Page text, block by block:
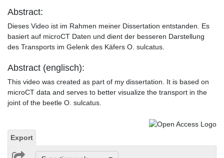
Abstract:
Dieses Video ist im Rahmen meiner Dissertation entstanden. Es
basiert auf microCT Daten und dient der besseren Darstellung
des Transports im Gelenk des Käfers O. sulcatus.
Abstract (englisch):
This video was created as part of my dissertation. It is based on
microCT data and serves to better visualize the transport in the
joint of the beetle O. sulcatus.
Export